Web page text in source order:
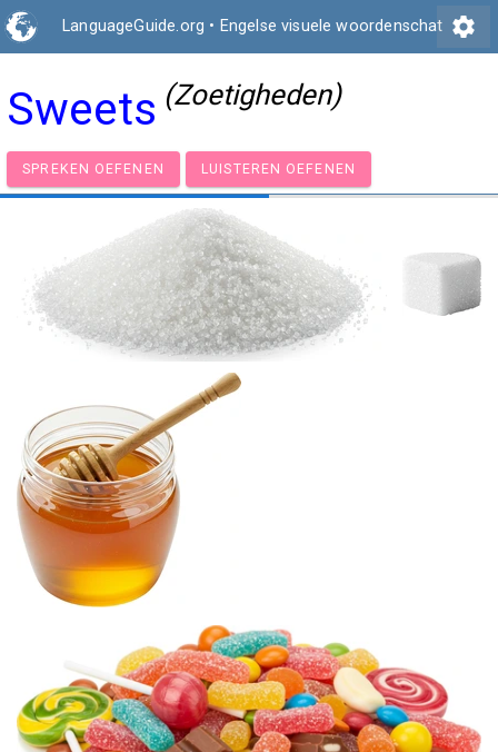
LanguageGuide.org • Engelse visuele woordenschat settings
Sweets (Zoetigheden)
SPREKEN OEFENEN LUISTEREN OEFENEN